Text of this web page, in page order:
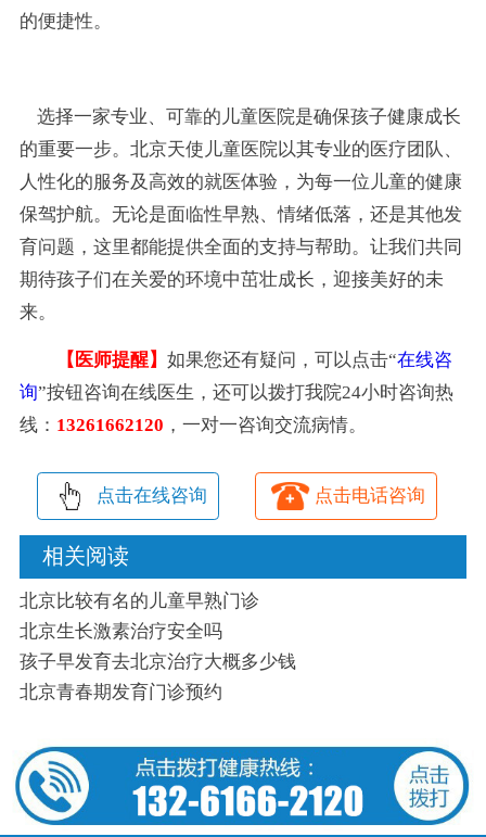
的便捷性。
选择一家专业、可靠的儿童医院是确保孩子健康成长
的重要一步。北京天使儿童医院以其专业的医疗团队、
人性化的服务及高效的就医体验，为每一位儿童的健康
保驾护航。无论是面临性早熟、情绪低落，还是其他发
育问题，这里都能提供全面的支持与帮助。让我们共同
期待孩子们在关爱的环境中茁壮成长，迎接美好的未
来。
【医师提醒】 如果您还有疑问，可以点击“在线咨
询”按钮咨询在线医生，还可以拨打我院24小时咨询热
线： 13261662120 ，一对一咨询交流病情。
点击在线咨询 点击电话咨询
相关阅读
北京比较有名的儿童早熟门诊
北京生长激素治疗安全吗
孩子早发育去北京治疗大概多少钱
北京青春期发育门诊预约